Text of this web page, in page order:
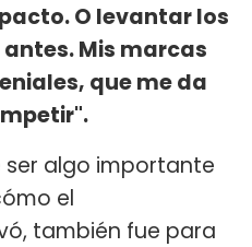
O levantar los
Mis marcas
que me da
ser algo importante
el
también fue para